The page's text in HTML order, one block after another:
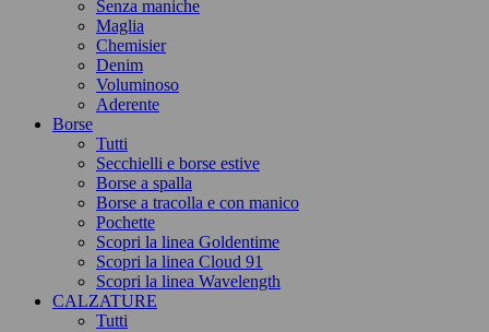
Senza maniche
Maglia
Chemisier
Denim
Voluminoso
Aderente
Borse
Tutti
Secchielli e borse estive
Borse a spalla
Borse a tracolla e con manico
Pochette
Scopri la linea Goldentime
Scopri la linea Cloud 91
Scopri la linea Wavelength
CALZATURE
Tutti